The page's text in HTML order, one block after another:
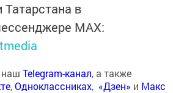
Татарстана в
MАХ:
наш Telegram-канал, а также
,Одноклассниках, «Дзен» и Макс